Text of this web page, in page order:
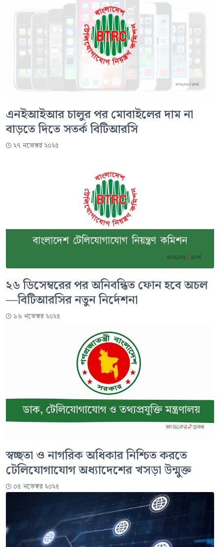
এনইআইআর চালুর পর মোবাইলের দাম না
বাড়তে দিতে সতর্ক বিটিআরসি
২৭ নভেম্বর ২০২৫
২৬ ডিসেম্বরের পর অনিবন্ধিত ফোন হবে অচল
—বিটিআরসির নতুন নির্দেশনা
১৬ নভেম্বর ২০২৫
স্বচ্ছতা ও নাগরিক অধিকার নিশ্চিত করতে
টেলিযোগাযোগ অধ্যাদেশের খসড়া উন্মুক্ত
০৫ নভেম্বর ২০২৫